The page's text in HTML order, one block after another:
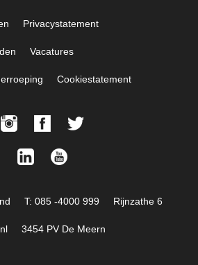
Privacystatement
Vacatures
Cookiestatement
T: 085 -4000 999 Rijnzathe 6
3454 PV De Meern